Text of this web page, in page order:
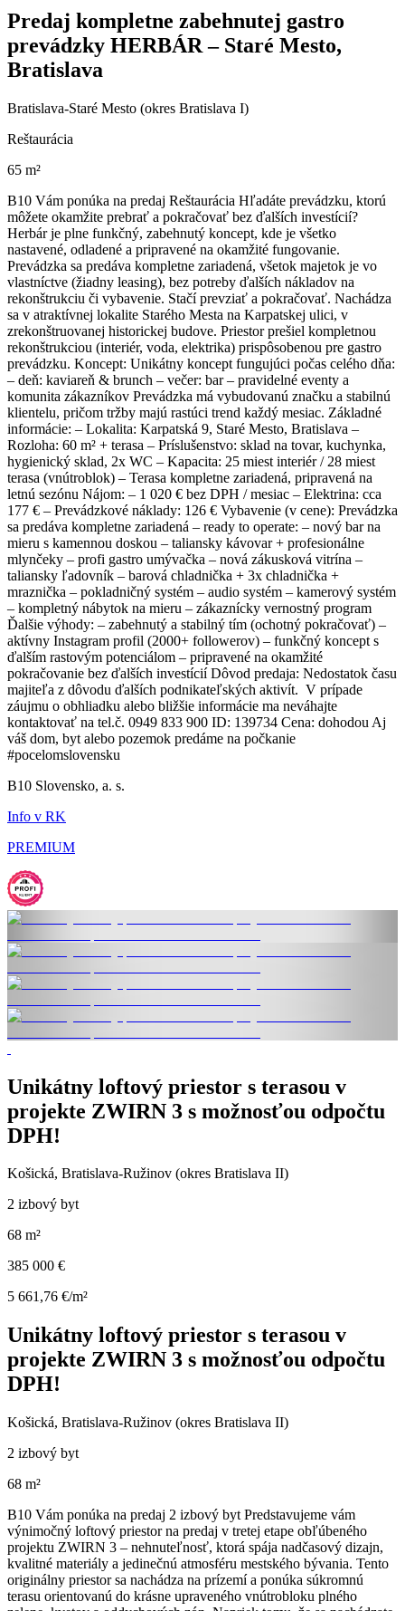
Predaj kompletne zabehnutej gastro
prevádzky HERBÁR – Staré Mesto,
Bratislava
Bratislava-Staré Mesto (okres Bratislava I)
Reštaurácia
65 m²
B10 Vám ponúka na predaj Reštaurácia Hľadáte prevádzku, ktorú
môžete okamžite prebrať a pokračovať bez ďalších investícií?
Herbár je plne funkčný, zabehnutý koncept, kde je všetko
nastavené, odladené a pripravené na okamžité fungovanie.
Prevádzka sa predáva kompletne zariadená, všetok majetok je vo
vlastníctve (žiadny leasing), bez potreby ďalších nákladov na
rekonštrukciu či vybavenie. Stačí prevziať a pokračovať. Nachádza
sa v atraktívnej lokalite Starého Mesta na Karpatskej ulici, v
zrekonštruovanej historickej budove. Priestor prešiel kompletnou
rekonštrukciou (interiér, voda, elektrika) prispôsobenou pre gastro
prevádzku. Koncept: Unikátny koncept fungujúci počas celého dňa:
– deň: kaviareň & brunch – večer: bar – pravidelné eventy a
komunita zákazníkov Prevádzka má vybudovanú značku a stabilnú
klientelu, pričom tržby majú rastúci trend každý mesiac. Základné
informácie: – Lokalita: Karpatská 9, Staré Mesto, Bratislava –
Rozloha: 60 m² + terasa – Príslušenstvo: sklad na tovar, kuchynka,
hygienický sklad, 2x WC – Kapacita: 25 miest interiér / 28 miest
terasa (vnútroblok) – Terasa kompletne zariadená, pripravená na
letnú sezónu Nájom: – 1 020 € bez DPH / mesiac – Elektrina: cca
177 € – Prevádzkové náklady: 126 € Vybavenie (v cene): Prevádzka
sa predáva kompletne zariadená – ready to operate: – nový bar na
mieru s kamennou doskou – taliansky kávovar + profesionálne
mlynčeky – profi gastro umývačka – nová zákusková vitrína –
taliansky ľadovník – barová chladnička + 3x chladnička +
mraznička – pokladničný systém – audio systém – kamerový systém
– kompletný nábytok na mieru – zákaznícky vernostný program
Ďalšie výhody: – zabehnutý a stabilný tím (ochotný pokračovať) –
aktívny Instagram profil (2000+ followerov) – funkčný koncept s
ďalším rastovým potenciálom – pripravené na okamžité
pokračovanie bez ďalších investícií Dôvod predaja: Nedostatok času
majiteľa z dôvodu ďalších podnikateľských aktivít. V prípade
záujmu o obhliadku alebo bližšie informácie ma neváhajte
kontaktovať na tel.č. 0949 833 900 ID: 139734 Cena: dohodou Aj
váš dom, byt alebo pozemok predáme na počkanie
#pocelomslovensku
B10 Slovensko, a. s.
Info v RK
PREMIUM
Unikátny loftový priestor s terasou v
projekte ZWIRN 3 s možnosťou odpočtu
DPH!
Košická, Bratislava-Ružinov (okres Bratislava II)
2 izbový byt
68 m²
385 000 €
5 661,76 €/m²
Unikátny loftový priestor s terasou v
projekte ZWIRN 3 s možnosťou odpočtu
DPH!
Košická, Bratislava-Ružinov (okres Bratislava II)
2 izbový byt
68 m²
B10 Vám ponúka na predaj 2 izbový byt Predstavujeme vám
výnimočný loftový priestor na predaj v tretej etape obľúbeného
projektu ZWIRN 3 – nehnuteľnosť, ktorá spája nadčasový dizajn,
kvalitné materiály a jedinečnú atmosféru mestského bývania. Tento
originálny priestor sa nachádza na prízemí a ponúka súkromnú
terasu orientovanú do krásne upraveného vnútrobloku plného